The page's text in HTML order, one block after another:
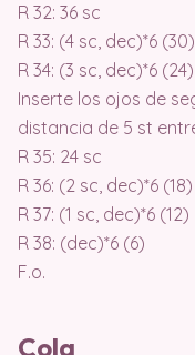
R 32: 36 sc
R 33: (4 sc, dec)*6 (30)
R 34: (3 sc, dec)*6 (24)
Inserte los ojos de
distancia de 5 st
R 35: 24 sc
R 36: (2 sc, dec)*6 (18)
R 37: (1 sc, dec)*6 (12)
R 38: (dec)*6 (6)
F.o.
Cola